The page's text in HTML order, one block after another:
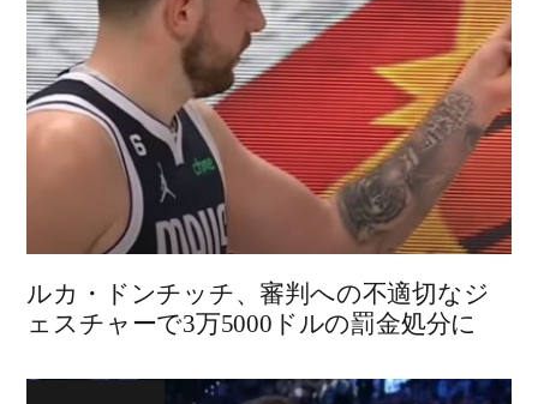
ルカ・ドンチッチ、審判への不適切なジ
ェスチャーで3万5000ドルの罰金処分に